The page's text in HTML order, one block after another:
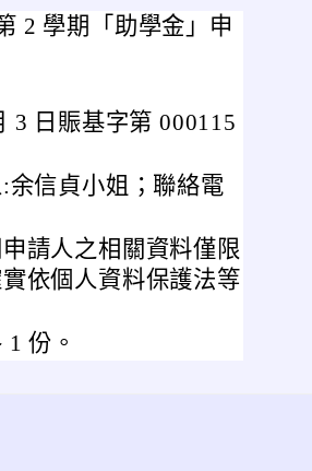
2 學期「助學金」申
3 日賑基字第 000115
余信貞小姐；聯絡電
請人之相關資料僅限
依個人資料保護法等
份。